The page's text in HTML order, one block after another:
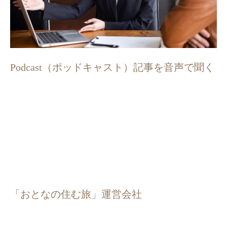
Podcast（ポッドキャスト）記事を音声で聞く
「おとなの住む旅」運営会社